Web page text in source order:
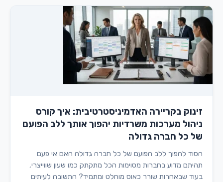
זינוק בקריירה האדמיניסטרטיבית: איך קורס
ניהול מערכות משרדיות יהפוך אותך ללב הפועם
של כל חברה גדולה
הסוד להפוך ללב הפועם של כל חברה גדולה האם אי פעם
תהיתם מדוע בחברות מסוימות הכל מתקתק כמו שעון שווייצרי,
בעוד שבאחרות שורר כאוס מוחלט ומתמיד? התשובה לעיתים